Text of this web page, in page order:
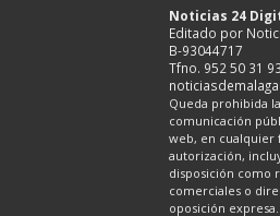
Noticias 24
Editado por
B-93044717
Tfno. 952 50 31 93
Queda prohibida
comunicación
web, en cualquier
autorización,
disposición como
comerciales o
oposición expresa.